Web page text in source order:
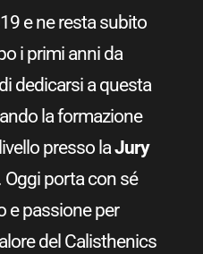
e ne resta subito
i primi anni da
dedicarsi a questa
la formazione
presso laJury
Oggi porta con sé
e passione per
del Calisthenics